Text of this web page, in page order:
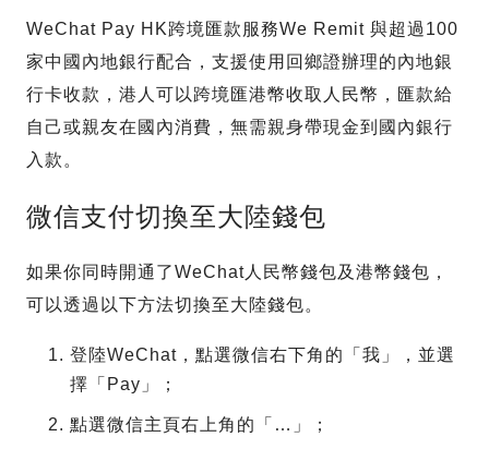
WeChat Pay HK跨境匯款服務We Remit 與超過100
家中國內地銀行配合，支援使用回鄉證辦理的內地銀
行卡收款，港人可以跨境匯港幣收取人民幣，匯款給
自己或親友在國內消費，無需親身帶現金到國內銀行
入款。
微信支付切換至大陸錢包
如果你同時開通了WeChat人民幣錢包及港幣錢包，
可以透過以下方法切換至大陸錢包。
登陸WeChat，點選微信右下角的「我」，並選
擇「Pay」；
點選微信主頁右上角的「…」；